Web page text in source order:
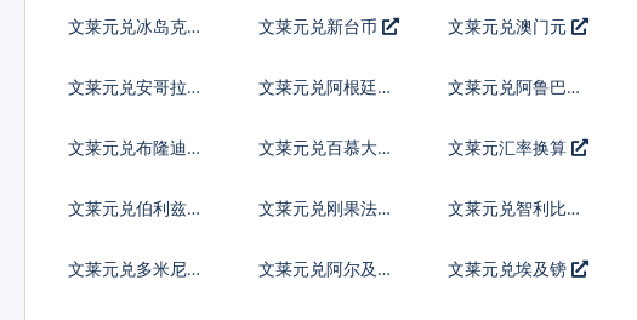
文莱元兑冰岛克朗 文莱元兑新台币 文莱元兑澳门元
文莱元兑安哥拉宽
文莱元兑阿根廷比
文莱元兑阿鲁巴弗
文莱元兑布隆迪法
文莱元兑百慕大群
文莱元汇率换算
文莱元兑伯利兹元 文莱元兑刚果法郎 文莱元兑智利比索
文莱元兑多米尼加
文莱元兑阿尔及利
文莱元兑埃及镑